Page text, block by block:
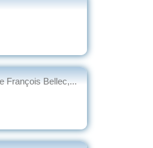
François Bellec,...